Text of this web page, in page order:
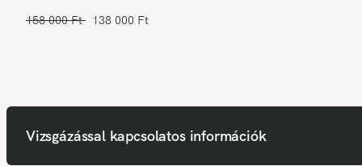
158 000 Ft 138 000 Ft
Vizsgázással kapcsolatos információk